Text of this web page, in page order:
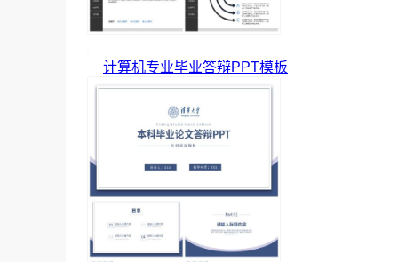
计算机专业毕业答辩PPT模板